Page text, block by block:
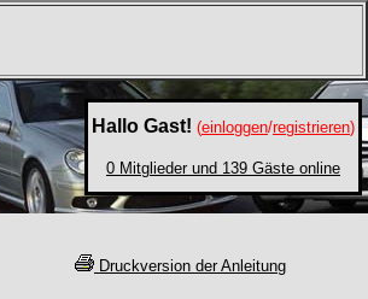
Hallo Gast! (einloggen/registrieren)
0 Mitglieder und 139 Gäste online
Druckversion der Anleitung